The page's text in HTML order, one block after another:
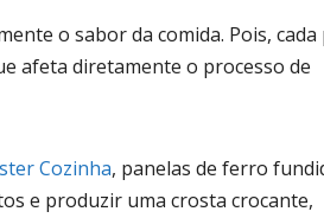
o sabor da comida. Pois, cada
afeta diretamente o processo de
Cozinha, panelas de ferro
e produzir uma crosta crocante,